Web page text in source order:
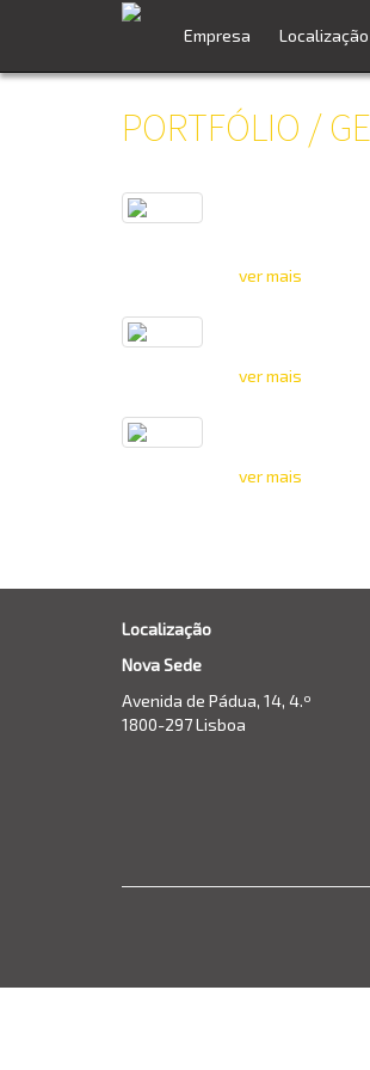
Empresa Localização
PORTFÓLIO /
ver mais
ver mais
ver mais
Localização
Nova Sede
Avenida de Pádua, 14, 4.º
1800-297 Lisboa